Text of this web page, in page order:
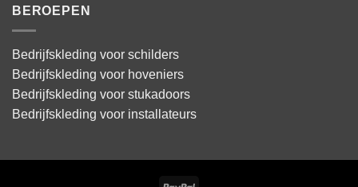
BEROEPEN
Bedrijfskleding voor schilders
Bedrijfskleding voor hoveniers
Bedrijfskleding voor stukadoors
Bedrijfskleding voor installateurs